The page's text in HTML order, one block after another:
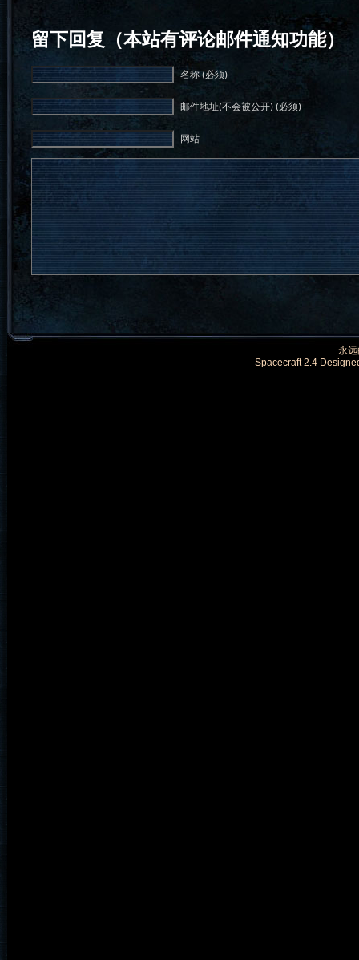
留下回复（本站有评论邮件通知功能）
名称 (必须)
邮件地址(不会被公开) (必须)
网站
永
Spacecraft 2.4